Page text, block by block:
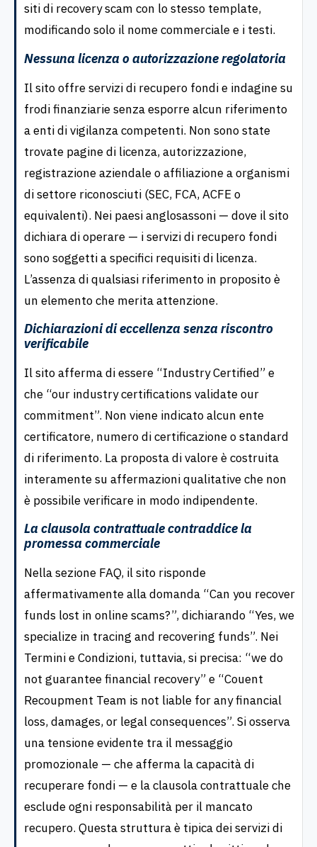
siti di recovery scam con lo stesso template,
modificando solo il nome commerciale e i testi.
Nessuna licenza o autorizzazione regolatoria
Il sito offre servizi di recupero fondi e indagine su
frodi finanziarie senza esporre alcun riferimento
a enti di vigilanza competenti. Non sono state
trovate pagine di licenza, autorizzazione,
registrazione aziendale o affiliazione a organismi
di settore riconosciuti (SEC, FCA, ACFE o
equivalenti). Nei paesi anglosassoni — dove il sito
dichiara di operare — i servizi di recupero fondi
sono soggetti a specifici requisiti di licenza.
L’assenza di qualsiasi riferimento in proposito è
un elemento che merita attenzione.
Dichiarazioni di eccellenza senza riscontro
verificabile
Il sito afferma di essere “Industry Certified” e
che “our industry certifications validate our
commitment”. Non viene indicato alcun ente
certificatore, numero di certificazione o standard
di riferimento. La proposta di valore è costruita
interamente su affermazioni qualitative che non
è possibile verificare in modo indipendente.
La clausola contrattuale contraddice la
promessa commerciale
Nella sezione FAQ, il sito risponde
affermativamente alla domanda “Can you recover
funds lost in online scams?”, dichiarando “Yes, we
specialize in tracing and recovering funds”. Nei
Termini e Condizioni, tuttavia, si precisa: “we do
not guarantee financial recovery” e “Couent
Recoupment Team is not liable for any financial
loss, damages, or legal consequences”. Si osserva
una tensione evidente tra il messaggio
promozionale — che afferma la capacità di
recuperare fondi — e la clausola contrattuale che
esclude ogni responsabilità per il mancato
recupero. Questa struttura è tipica dei servizi di